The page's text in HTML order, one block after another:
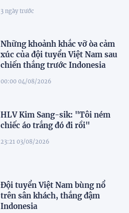
3 ngày trước
Những khoảnh khắc vỡ òa cảm
xúc của đội tuyển Việt Nam sau
chiến thắng trước Indonesia
00:00 04/08/2026
HLV Kim Sang-sik: "Tôi ném
chiếc áo trắng đó đi rồi"
23:21 03/08/2026
Đội tuyển Việt Nam bùng nổ
trên sân khách, thắng đậm
Indonesia